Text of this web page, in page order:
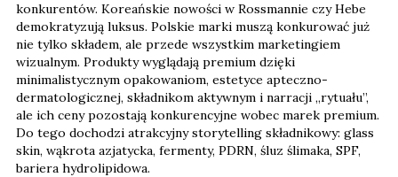
konkurentów. Koreańskie nowości w Rossmannie czy Hebe
demokratyzują luksus. Polskie marki muszą konkurować już
nie tylko składem, ale przede wszystkim marketingiem
wizualnym. Produkty wyglądają premium dzięki
minimalistycznym opakowaniom, estetyce apteczno-
dermatologicznej, składnikom aktywnym i narracji „rytuału”,
ale ich ceny pozostają konkurencyjne wobec marek premium.
Do tego dochodzi atrakcyjny storytelling składnikowy: glass
skin, wąkrota azjatycka, fermenty, PDRN, śluz ślimaka, SPF,
bariera hydrolipidowa.